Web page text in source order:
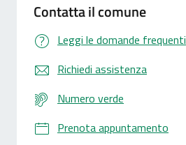
Contatta il comune
Leggi le domande frequenti
Richiedi assistenza
Numero verde
Prenota appuntamento